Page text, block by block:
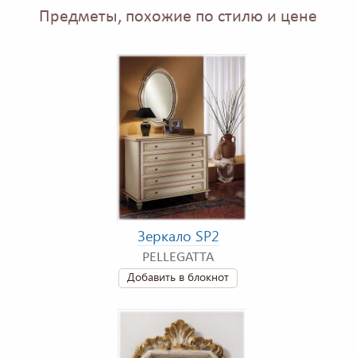
Предметы, похожие по стилю и цене
Зеркало SP2
PELLEGATTA
Добавить в блокнот